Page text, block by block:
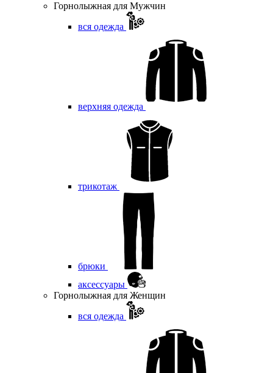
Горнолыжная для Мужчин
вся одежда
верхняя одежда
трикотаж
брюки
аксессуары
Горнолыжная для Женщин
вся одежда